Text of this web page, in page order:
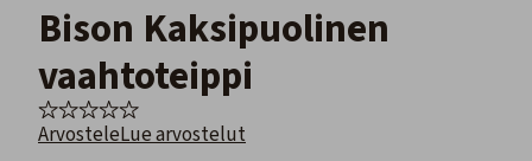
Bison Kaksipuolinen
vaahtoteippi
ArvosteleLue arvostelut